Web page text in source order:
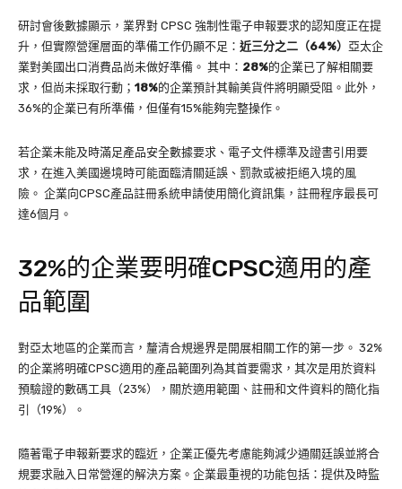
研討會後數據顯示，業界對 CPSC 強制性電子申報要求的認知度正在提
升，但實際營運層面的準備工作仍顯不足： 近三分之二（64%） 亞太企
業對美國出口消費品尚未做好準備。 其中： 28%的企業已了解相關要
求，但尚未採取行動； 18%的企業預計其輸美貨件將明顯受阻。此外，
36%的企業已有所準備，但僅有15%能夠完整操作。
若企業未能及時滿足產品安全數據要求、電子文件標準及證書引用要
求，在進入美國邊境時可能面臨清關延誤、罰款或被拒絕入境的風
險。 企業向CPSC產品註冊系統申請使用簡化資訊集，註冊程序最長可
達6個月。
32%的企業要明確CPSC適用的產
品範圍
對亞太地區的企業而言，釐清合規邊界是開展相關工作的第一步。 32%
的企業將明確CPSC適用的產品範圍列為其首要需求，其次是用於資料
預驗證的數碼工具（23%），關於適用範圍、註冊和文件資料的簡化指
引（19%）。
隨著電子申報新要求的臨近，企業正優先考慮能夠減少通關廷誤並將合
規要求融入日常營運的解決方案。企業最重視的功能包括：提供及時監